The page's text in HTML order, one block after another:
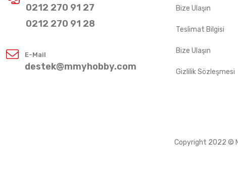
0212 270 91 27
0212 270 91 28
E-Mail
destek@mmyhobby.com
Bize Ulaşın
Teslimat Bilgisi
Bize Ulaşın
Gizlilik Sözleşmesi
Copyright 2022 ©